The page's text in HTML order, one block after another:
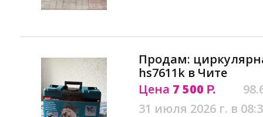
Продам:
hs7611k в Чите
Цена 7 500 Р.
31 июля 2026 г. в